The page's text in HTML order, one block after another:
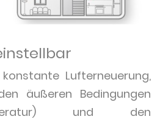
Lufterneuerung,
äußeren Bedingungen
und den